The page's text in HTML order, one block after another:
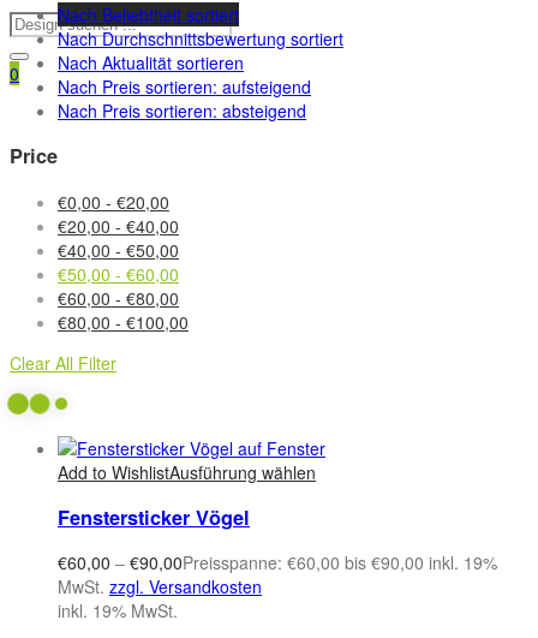
0
Nach Beliebtheit sortiert
Nach Durchschnittsbewertung sortiert
Nach Aktualität sortieren
Nach Preis sortieren: aufsteigend
Nach Preis sortieren: absteigend
Price
€0,00 - €20,00
€20,00 - €40,00
€40,00 - €50,00
€50,00 - €60,00
€60,00 - €80,00
€80,00 - €100,00
Clear All Filter
Add to WishlistAusführung wählen
Fenstersticker Vögel
€60,00 – €90,00Preisspanne: €60,00 bis €90,00 inkl. 19%
MwSt. zzgl. Versandkosten
inkl. 19% MwSt.